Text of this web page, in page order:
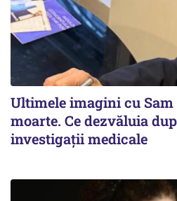
Ultimele imagini cu
moarte. Ce dezvăluia
investigații medicale